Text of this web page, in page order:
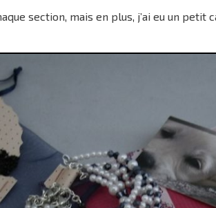
section, mais en plus, j’ai eu un